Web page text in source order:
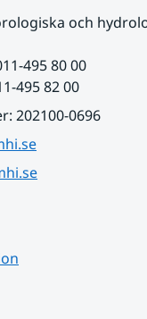
och
495 80 00
495 82 00
202100-0696